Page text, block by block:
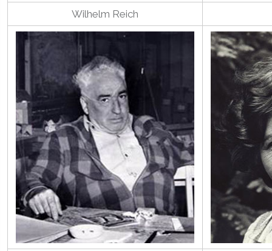
Wilhelm Reich